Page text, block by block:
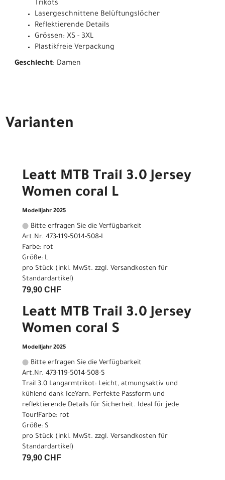
Trikots
Lasergeschnittene Belüftungslöcher
Reflektierende Details
Grössen: XS - 3XL
Plastikfreie Verpackung
Geschlecht: Damen
Varianten
Leatt MTB Trail 3.0 Jersey
Women coral L
Modelljahr 2025
Bitte erfragen Sie die Verfügbarkeit
Art.Nr. 473-119-5014-508-L
Farbe: rot
Größe: L
pro Stück (inkl. MwSt. zzgl. Versandkosten für
Standardartikel)
79,90 CHF
Leatt MTB Trail 3.0 Jersey
Women coral S
Modelljahr 2025
Bitte erfragen Sie die Verfügbarkeit
Art.Nr. 473-119-5014-508-S
Trail 3.0 Langarmtrikot: Leicht, atmungsaktiv und
kühlend dank IceYarn. Perfekte Passform und
reflektierende Details für Sicherheit. Ideal für jede
Tour!Farbe: rot
Größe: S
pro Stück (inkl. MwSt. zzgl. Versandkosten für
Standardartikel)
79,90 CHF